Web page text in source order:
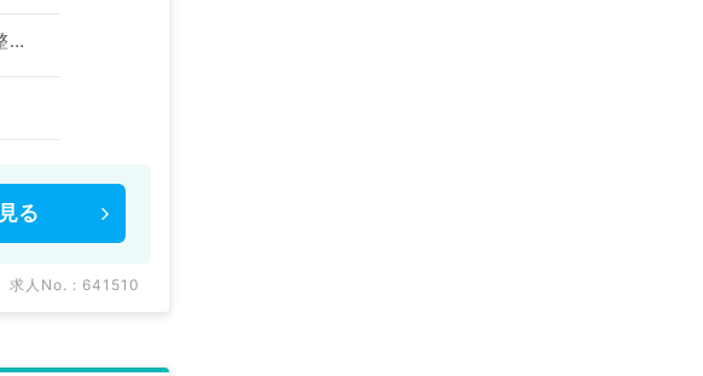
神経内科、精神科、神経科、アレルギー科、リウマチ科、小児科、整形外科、形成外科、美容外科、脳神経外科、呼吸器外科、心臓血管外科、小児外科、皮膚科、泌尿器科、産婦人科、産科、婦人科、眼科、耳鼻咽喉科、気管食道科、放射線科、リハビリテーション科、麻酔科、ペインクリニック、人工透析科、緩和ケア科、一般内科、循環器内科、呼吸器内科、消化器内科、内分泌・代謝内科、腎臓内科、老年内科、血液内科、外科系全般、一般外科、消化器外科、乳腺外科、総合診療科、美容皮膚科、健診・人間ドック、救急科・ＩＣＵ、病理科、基礎医学系、膠原病科、スポーツ整形外科、大腸・肛門外科、その他、産業医、科目不問
見る
求人No. : 641510